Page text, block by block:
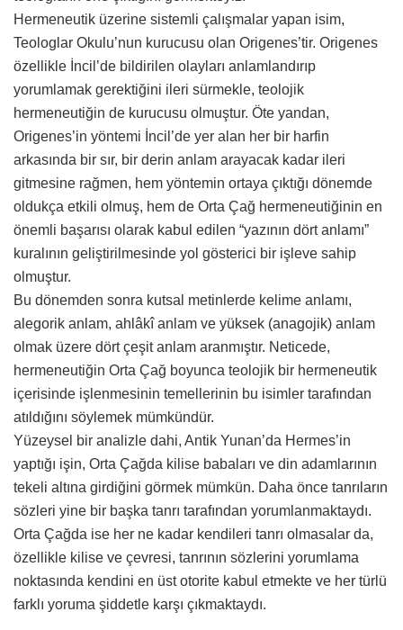
Hermeneutik üzerine sistemli çalışmalar yapan isim,
Teologlar Okulu’nun kurucusu olan Origenes’tir. Origenes
özellikle İncil’de bildirilen olayları anlamlandırıp
yorumlamak gerektiğini ileri sürmekle, teolojik
hermeneutiğin de kurucusu olmuştur. Öte yandan,
Origenes’in yöntemi İncil’de yer alan her bir harfin
arkasında bir sır, bir derin anlam arayacak kadar ileri
gitmesine rağmen, hem yöntemin ortaya çıktığı dönemde
oldukça etkili olmuş, hem de Orta Çağ hermeneutiğinin en
önemli başarısı olarak kabul edilen “yazının dört anlamı”
kuralının geliştirilmesinde yol gösterici bir işleve sahip
olmuştur.
Bu dönemden sonra kutsal metinlerde kelime anlamı,
alegorik anlam, ahlâkî anlam ve yüksek (anagojik) anlam
olmak üzere dört çeşit anlam aranmıştır. Neticede,
hermeneutiğin Orta Çağ boyunca teolojik bir hermeneutik
içerisinde işlenmesinin temellerinin bu isimler tarafından
atıldığını söylemek mümkündür.
Yüzeysel bir analizle dahi, Antik Yunan’da Hermes’in
yaptığı işin, Orta Çağda kilise babaları ve din adamlarının
tekeli altına girdiğini görmek mümkün. Daha önce tanrıların
sözleri yine bir başka tanrı tarafından yorumlanmaktaydı.
Orta Çağda ise her ne kadar kendileri tanrı olmasalar da,
özellikle kilise ve çevresi, tanrının sözlerini yorumlama
noktasında kendini en üst otorite kabul etmekte ve her türlü
farklı yoruma şiddetle karşı çıkmaktaydı.